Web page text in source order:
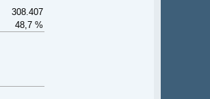
308.407
48,7 %